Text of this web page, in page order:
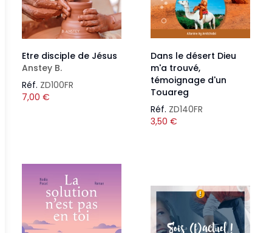
Etre disciple de Jésus
Anstey B.
Réf. ZD100FR
7,00 €
Dans le désert Dieu
m'a trouvé,
témoignage d'un
Touareg
Réf. ZD140FR
3,50 €